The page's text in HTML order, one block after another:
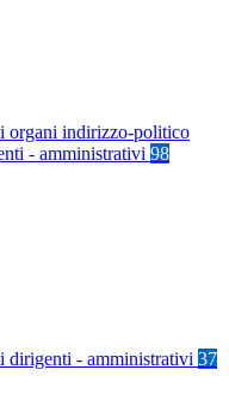
organi indirizzo-politico
- amministrativi 98
dirigenti - amministrativi 37